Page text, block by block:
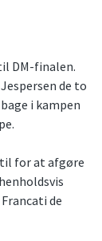
DM-finalen.
de to
i kampen
for at afgøre
de